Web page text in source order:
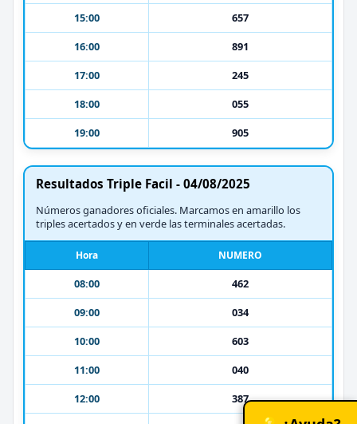
15:00
657
16:00
891
17:00
245
18:00
055
19:00
905
Resultados Triple Facil - 04/08/2025
Números ganadores oficiales. Marcamos en amarillo los
triples acertados y en verde las terminales acertadas.
Hora NUMERO
08:00
462
09:00
034
10:00
603
11:00
040
12:00
387